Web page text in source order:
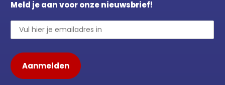
Meld je aan voor onze nieuwsbrief!